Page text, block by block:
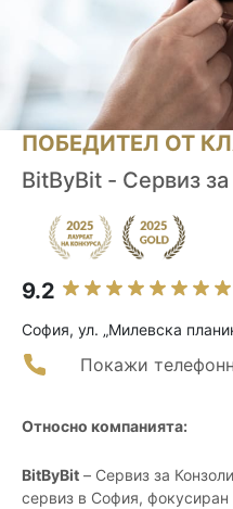
ПОБЕДИТЕЛ ОТ
BitByBit - Сервиз
9.2
София, ул. „Милевска
Покажи
Относно компанията:
BitByBit – Сервиз за
сервиз в София,